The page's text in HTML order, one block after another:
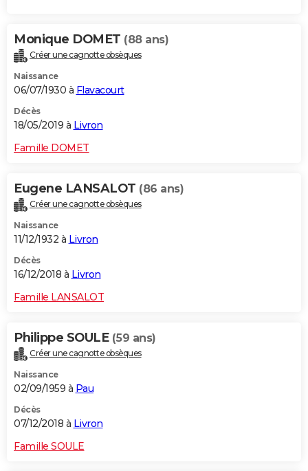
Monique DOMET (88 ans)
Créer une cagnotte obsèques
Naissance
06/07/1930 à Flavacourt
Décès
18/05/2019 à Livron
Famille DOMET
Eugene LANSALOT (86 ans)
Créer une cagnotte obsèques
Naissance
11/12/1932 à Livron
Décès
16/12/2018 à Livron
Famille LANSALOT
Philippe SOULE (59 ans)
Créer une cagnotte obsèques
Naissance
02/09/1959 à Pau
Décès
07/12/2018 à Livron
Famille SOULE